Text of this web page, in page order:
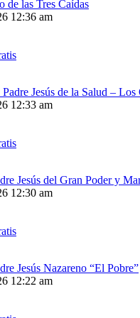
de las Tres Caídas
12:36 am
Jesús de la Salud – Los
12:33 am
Jesús del Gran Poder y
12:30 am
Jesús Nazareno “El Pobre”
12:22 am